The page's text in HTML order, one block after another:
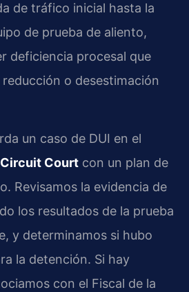
de tráfico inicial hasta la
de prueba de aliento,
deficiencia procesal que
o desestimación
un caso de DUI en el
Court con un plan de
Revisamos la evidencia de
los resultados de la prueba
y determinamos si hubo
la detención. Si hay
con el Fiscal de la